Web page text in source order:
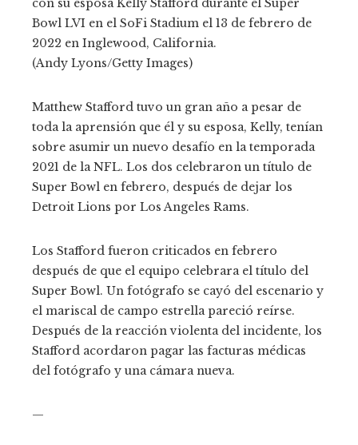
con su esposa Kelly Stafford durante el Super
Bowl LVI en el SoFi Stadium el 13 de febrero de
2022 en Inglewood, California.
(Andy Lyons/Getty Images)
Matthew Stafford tuvo un gran año a pesar de
toda la aprensión que él y su esposa, Kelly, tenían
sobre asumir un nuevo desafío en la temporada
2021 de la NFL. Los dos celebraron un título de
Super Bowl en febrero, después de dejar los
Detroit Lions por Los Angeles Rams.
Los Stafford fueron criticados en febrero
después de que el equipo celebrara el título del
Super Bowl. Un fotógrafo se cayó del escenario y
el mariscal de campo estrella pareció reírse.
Después de la reacción violenta del incidente, los
Stafford acordaron pagar las facturas médicas
del fotógrafo y una cámara nueva.
—